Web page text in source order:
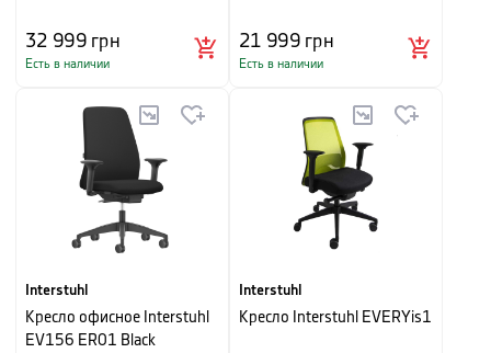
32 999грн
Есть в наличии
21 999грн
Есть в наличии
Interstuhl
Кресло офисное Interstuhl
EV156 ER01 Black
Interstuhl
Кресло Interstuhl EVERYis1